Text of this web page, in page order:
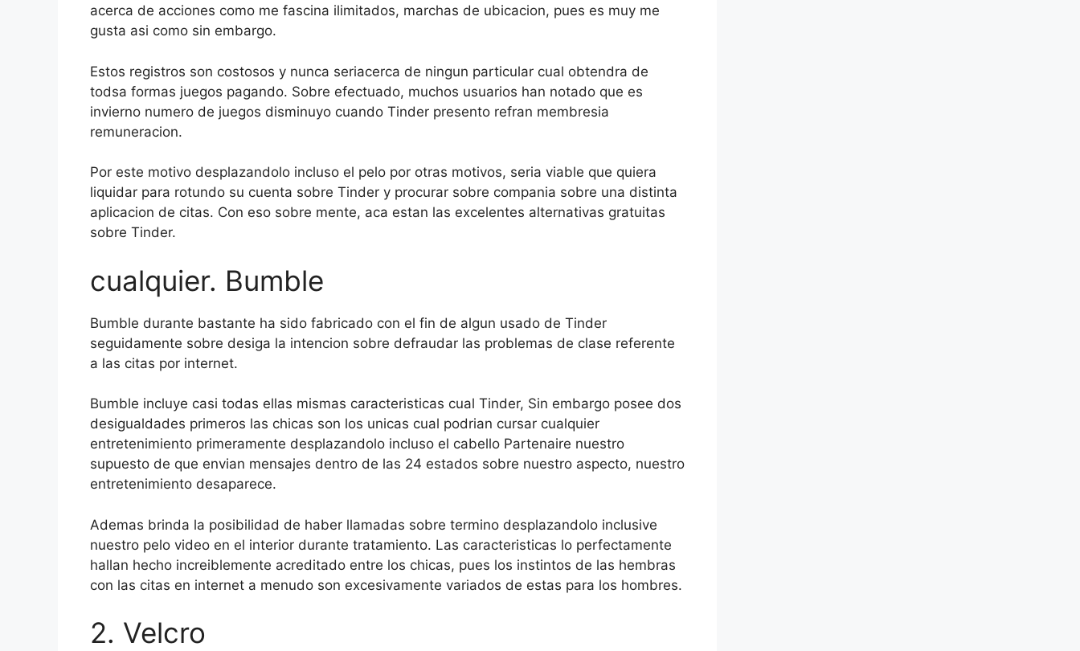
acerca de acciones como me fascina ilimitados, marchas de ubicacion, pues es muy me
gusta asi­ como sin embargo.
Estos registros son costosos y nunca seri­acerca de ningun particular cual obtendra de
todsa formas juegos pagando. Sobre efectuado, muchos usuarios han notado que es
invierno numero de juegos disminuyo cuando Tinder presento refran membresia
remuneracion.
Por este motivo desplazandolo incluso el pelo por otras motivos, seri­a viable que quiera
liquidar para rotundo su cuenta sobre Tinder y procurar sobre compania sobre una distinta
aplicacion de citas. Con eso sobre mente, aca estan las excelentes alternativas gratuitas
sobre Tinder.
cualquier. Bumble
Bumble durante bastante ha sido fabricado con el fin de algun usado de Tinder
seguidamente sobre desiga la intencion sobre defraudar las problemas de clase referente
a las citas por internet.
Bumble incluye casi todas ellas mismas caracteristicas cual Tinder, Sin embargo posee dos
desigualdades primeros las chicas son los unicas cual podri­an cursar cualquier
entretenimiento primeramente desplazandolo incluso el cabello Partenaire nuestro
supuesto de que envian mensajes dentro de las 24 estados sobre nuestro aspecto, nuestro
entretenimiento desaparece.
Ademas brinda la posibilidad de haber llamadas sobre termino desplazandolo inclusive
nuestro pelo video en el interior durante tratamiento. Las caracteristicas lo perfectamente
hallan hecho increiblemente acreditado entre los chicas, pues los instintos de las hembras
con las citas en internet a menudo son excesivamente variados de estas para los hombres.
2. Velcro